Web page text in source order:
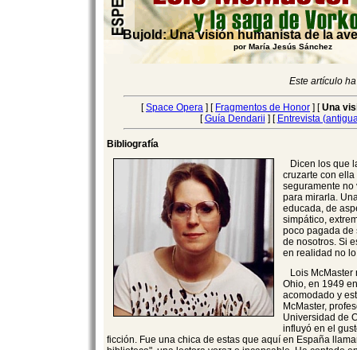
Bujold: Una visión humanista de la
por María Jesús Sánchez
Este artículo
[Space Opera ] [ Fragmentos de Honor ] [Una
[Guía Dendarii ] [ Entrevista
Bibliografía
Dicen los que
cruzarte con
seguramente no
para mirarla.
educada, de
simpático,
poco pagada de
de nosotros. Si
en realidad no
Lois McMaster
Ohio, en 1949
acomodado y
McMaster,
Universidad de
influyó en el
ficción. Fue una chica de estas que aquí en España